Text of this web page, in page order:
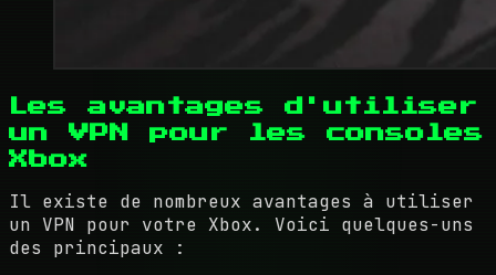
Les avantages d'utiliser
un VPN pour les consoles
Xbox
Il existe de nombreux avantages à utiliser
un VPN pour votre Xbox. Voici quelques-uns
des principaux :